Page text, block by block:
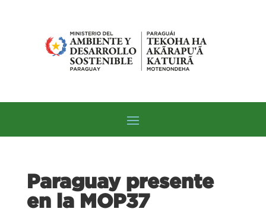
Paraguay presente
en la MOP37